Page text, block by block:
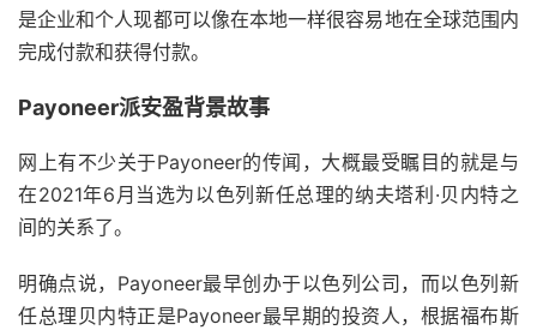
是企业和个人现都可以像在本地一样很容易地在全球范围内
完成付款和获得付款。
Payoneer派安盈背景故事
网上有不少关于Payoneer的传闻，大概最受瞩目的就是与
在2021年6月当选为以色列新任总理的纳夫塔利·贝内特之
间的关系了。
明确点说，Payoneer最早创办于以色列公司，而以色列新
任总理贝内特正是Payoneer最早期的投资人，根据福布斯